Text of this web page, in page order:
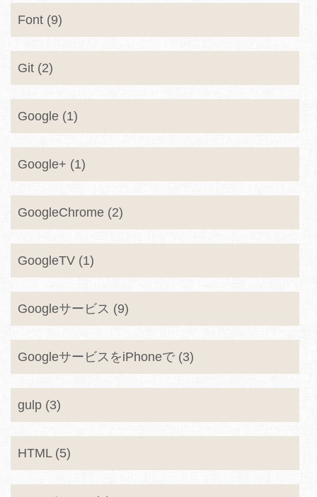
Font (9)
Git (2)
Google (1)
Google+ (1)
GoogleChrome (2)
GoogleTV (1)
Googleサービス (9)
GoogleサービスをiPhoneで (3)
gulp (3)
HTML (5)